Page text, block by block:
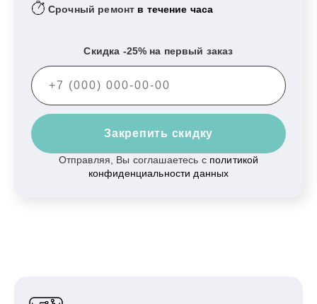
Срочный ремонт в течение часа
Скидка -25% на первый заказ
Закрепить скидку
Отправляя, Вы соглашаетесь с политикой
конфиденциальности данных